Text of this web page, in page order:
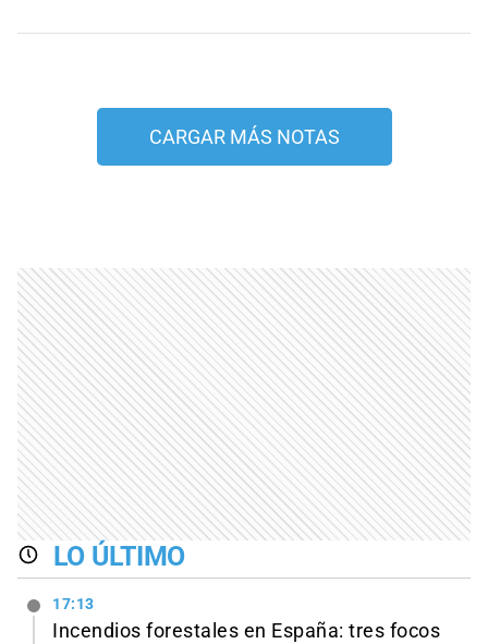
CARGAR MÁS NOTAS
LO ÚLTIMO
17:13
Incendios forestales en España: tres focos